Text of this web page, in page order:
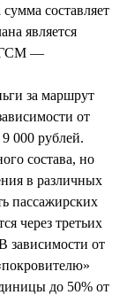
составляет
является
ГСМ —
за маршрут
от
000 рублей.
состава, но
в различных
пассажирских
через третьих
зависимости от
до 50% от